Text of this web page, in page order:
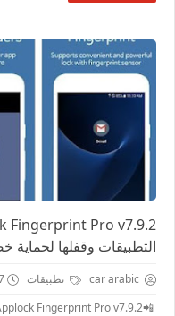
التطبيقات وقفلها لحماية
car arabic تطبيقات
17 مارس